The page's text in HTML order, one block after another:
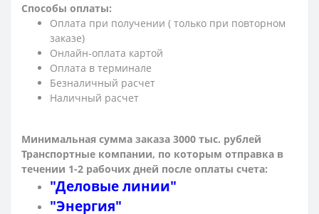
Способы оплаты:
Оплата при получении ( только при повторном
заказе)
Онлайн-оплата картой
Оплата в терминале
Безналичный расчет
Наличный расчет
Минимальная сумма заказа 3000 тыс. рублей
Транспортные компании, по которым отправка в
течении 1-2 рабочих дней после оплаты счета:
"Деловые линии"
"Энергия"